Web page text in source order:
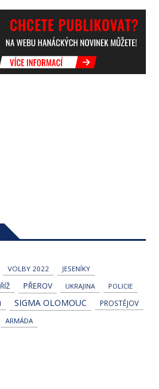
VOLBY 2022 JESENÍKY
PŘEROV UKRAJINA POLICIE
SIGMA OLOMOUC PROSTĚJOV
ARMÁDA